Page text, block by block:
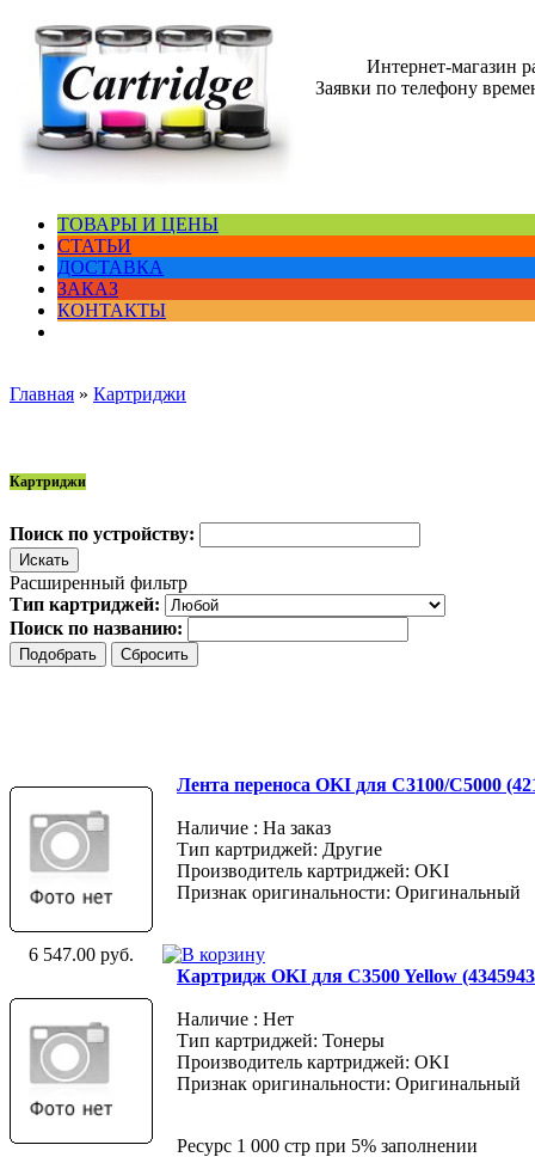
Интернет-магазин
Заявки по телефону
ТОВАРЫ И ЦЕНЫ
СТАТЬИ
ДОСТАВКА
ЗАКАЗ
КОНТАКТЫ
Главная » Картриджи
Картриджи
Поиск по устройству:
Расширенный фильтр
Тип картриджей:
Поиск по названию:
Лента переноса OKI для C3100/C5000
Наличие : На заказ
Тип картриджей: Другие
Производитель картриджей: OKI
Признак оригинальности: Оригинальный
6 547.00 руб.
Картридж OKI для C3500 Yellow
Наличие : Нет
Тип картриджей: Тонеры
Производитель картриджей: OKI
Признак оригинальности: Оригинальный
Ресурс 1 000 стр при 5% заполнении